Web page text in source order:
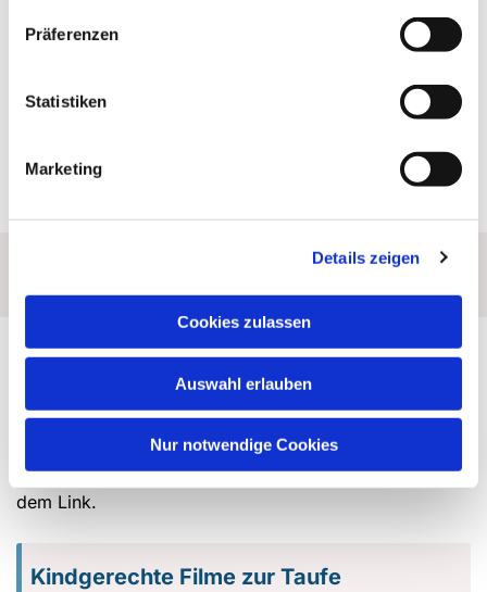
Präferenzen
Statistiken
Marketing
Details zeigen
Cookies zulassen
Auswahl erlauben
Nur notwendige Cookies
Mehr Hintergrundwissen für Sie zum
TAUFE
der Evangelischen Kirche von Deutschlandekd. Hier
können Sie auch auf einer Seite mit Taufsprüchen
stöbern und erhalten Hilfen zur Auswahl. Folgen Sie
dem Link.
Kindgerechte Filme zur Taufe